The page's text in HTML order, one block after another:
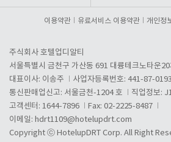
이용약관 유료서비스 이용약관 개인정
주식회사 호텔업디알티
서울특별시 금천구 가산동 691 대륭테크노타운
대표이사: 이송주
사업자등록번호: 441-87-
통신판매업신고: 서울금천-1204 호
직업정보:
고객센터: 1644-7896
Fax: 02-2225-8487
이메일: hdrt1109@hotelupdrt.com
Copyright ⓒ HotelupDRT Corp. All Right